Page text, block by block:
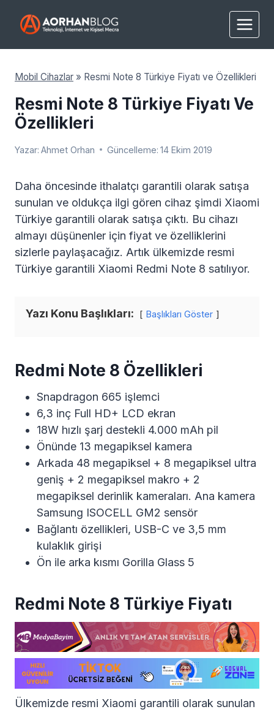
Mobil Cihazlar » Resmi Note 8 Türkiye Fiyatı ve Özellikleri
Resmi Note 8 Türkiye Fiyatı Ve
Özellikleri
Yazar: Ahmet Orhan Güncelleme: 14 Ekim 2019
Daha öncesinde ithalatçı garantili olarak satışa
sunulan ve oldukça ilgi gören cihaz şimdi Xiaomi
Türkiye garantili olarak satışa çıktı. Bu cihazı
almayı düşünenler için fiyat ve özelliklerini
sizlerle paylaşacağız. Artık ülkemizde resmi
Türkiye garantili Xiaomi Redmi Note 8 satılıyor.
Yazı Konu Başlıkları: Başlıkları Göster
Redmi Note 8 Özellikleri
Snapdragon 665 işlemci
6,3 inç Full HD+ LCD ekran
18W hızlı şarj destekli 4.000 mAh pil
Önünde 13 megapiksel kamera
Arkada 48 megapiksel + 8 megapiksel ultra
geniş + 2 megapiksel makro + 2
megapiksel derinlik kameraları. Ana kamera
Samsung ISOCELL GM2 sensör
Bağlantı özellikleri, USB-C ve 3,5 mm
kulaklık girişi
Ön ile arka kısmı Gorilla Glass 5
Redmi Note 8 Türkiye Fiyatı
Ülkemizde resmi Xiaomi garantili olarak sunulan